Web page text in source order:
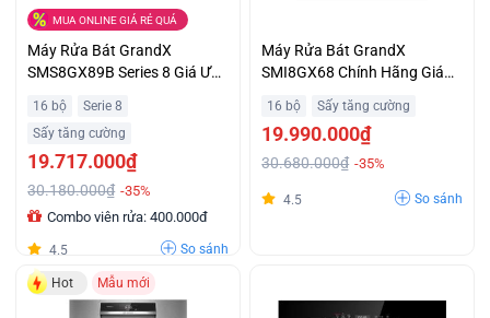
MUA ONLINE GIÁ RẺ QUÁ
Máy Rửa Bát GrandX
SMS8GX89B Series 8 Giá Ưu
16 bộ
Serie 8
Sấy tăng cường
19.717.000₫
30.180.000₫ -35%
Combo viên rửa: 400.000đ
4.5 So sánh
Máy Rửa Bát GrandX
SMI8GX68 Chính Hãng Giá
16 bộ Sấy tăng cường
19.990.000₫
30.680.000₫ -35%
4.5 So sánh
Hot Mẫu mới